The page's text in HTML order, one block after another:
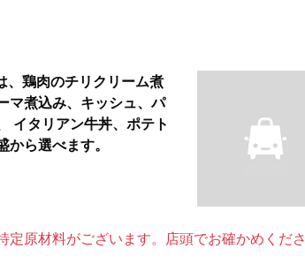
鶏肉のチリクリーム煮
マ煮込み、キッシュ、パ
イタリアン牛丼、ポテト
ら選べます。
定原材料がございます。店頭でお確かめくださ